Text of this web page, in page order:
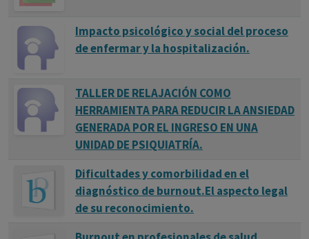
Impacto psicológico y social del proceso
de enfermar y la hospitalización.
TALLER DE RELAJACIÓN COMO
HERRAMIENTA PARA REDUCIR LA ANSIEDAD
GENERADA POR EL INGRESO EN UNA
UNIDAD DE PSIQUIATRÍA.
Dificultades y comorbilidad en el
diagnóstico de burnout.El aspecto legal
de su reconocimiento.